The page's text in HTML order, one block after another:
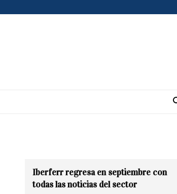
Iberferr regresa en septiembre con
todas las noticias del sector